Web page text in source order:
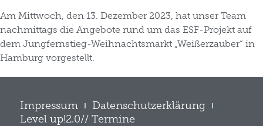
Am Mittwoch, den 13. Dezember 2023, hat unser Team
nachmittags die Angebote rund um das ESF-Projekt auf
dem Jungfernstieg-Weihnachtsmarkt „Weißerzauber“ in
Hamburg vorgestellt.
Impressum
Datenschutzerklärung
Level up!2.0// Termine